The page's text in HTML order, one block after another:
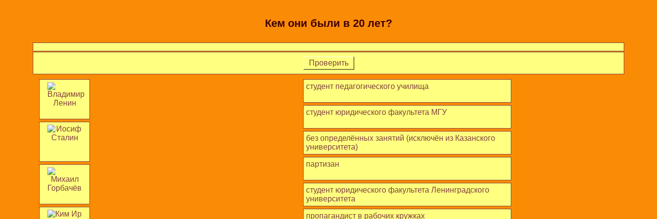
Кем они были в 20 лет?
Проверить
студент педагогического училища
студент юридического факультета МГУ
без определённых занятий (исключён из Казанского
университета)
партизан
студент юридического факультета Ленинградского
университета
пропагандист в рабочих кружках